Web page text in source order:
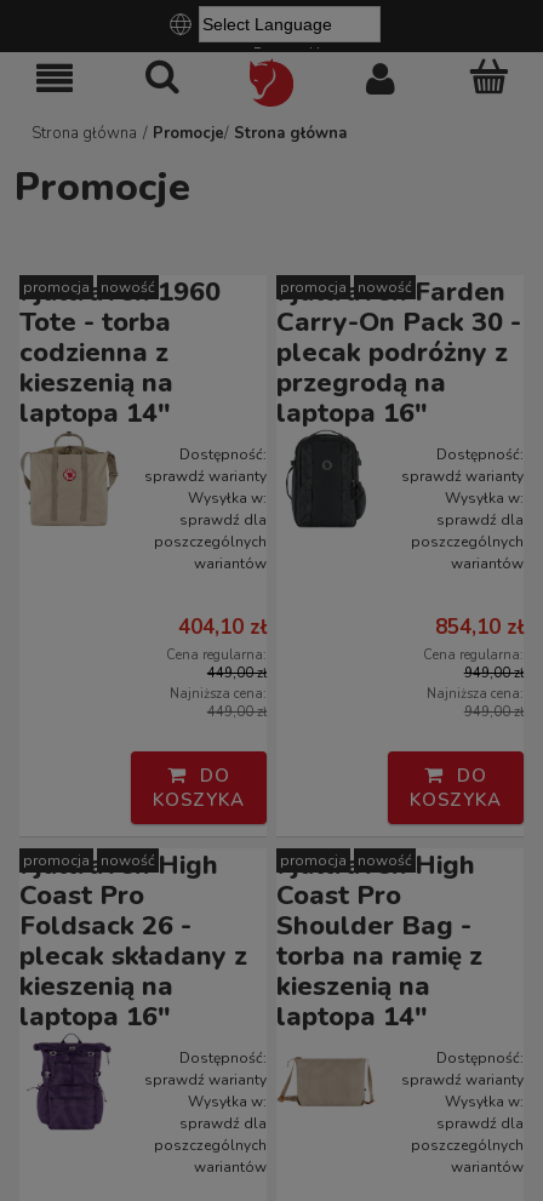
Powered by
Strona główna / Promocje/ Strona główna
Promocje
Fjallraven 1960
Tote - torba
codzienna z
kieszenią na
laptopa 14"
Dostępność:
sprawdź warianty
Wysyłka w:
sprawdź dla
poszczególnych
wariantów
404,10 zł
Cena regularna:
449,00 zł
Najniższa cena:
449,00 zł
DO
KOSZYKA
promocja nowość
Fjallraven Farden
Carry-On Pack 30 -
plecak podróżny z
przegrodą na
laptopa 16"
Dostępność:
sprawdź warianty
Wysyłka w:
sprawdź dla
poszczególnych
wariantów
854,10 zł
Cena regularna:
949,00 zł
Najniższa cena:
949,00 zł
DO
KOSZYKA
promocja nowość
Fjallraven High
Coast Pro
Foldsack 26 -
plecak składany z
kieszenią na
laptopa 16"
Dostępność:
sprawdź warianty
Wysyłka w:
sprawdź dla
poszczególnych
wariantów
promocja nowość
Fjallraven High
Coast Pro
Shoulder Bag -
torba na ramię z
kieszenią na
laptopa 14"
Dostępność:
sprawdź warianty
Wysyłka w:
sprawdź dla
poszczególnych
wariantów
promocja nowość